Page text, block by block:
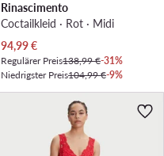
Rinascimento
Coctailkleid · Rot · Midi
Aktueller Preis
94,99€
Regulärer Preis138,99 €-31%
Niedrigster Preis104,99 €-9%